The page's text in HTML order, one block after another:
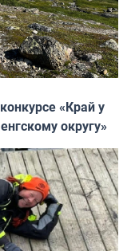
«Край у
округу»